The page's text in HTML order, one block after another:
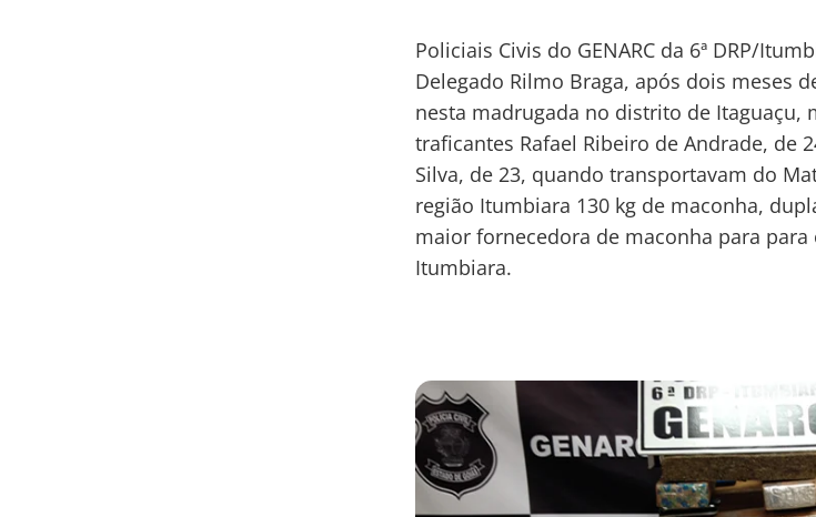
Policiais Civis do GENARC da 6ª DRP/
Delegado Rilmo Braga, após dois meses
nesta madrugada no distrito de Itaguaçu,
traficantes Rafael Ribeiro de Andrade, de
Silva, de 23, quando transportavam do
região Itumbiara 130 kg de maconha,
maior fornecedora de maconha para
Itumbiara.